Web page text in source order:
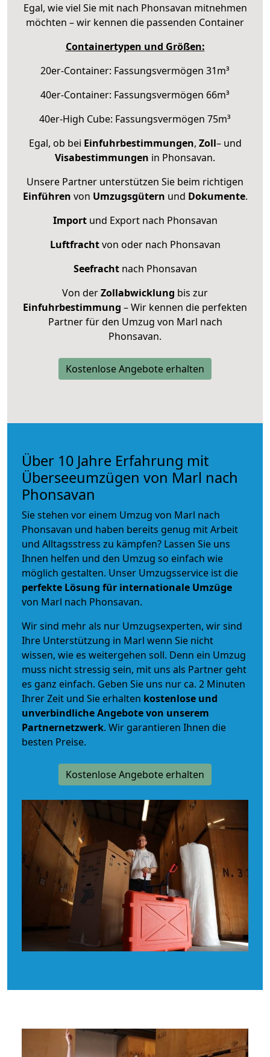
Egal, wie viel Sie mit nach Phonsavan mitnehmen
möchten – wir kennen die passenden Container
Containertypen und Größen:
20er-Container: Fassungsvermögen 31m³
40er-Container: Fassungsvermögen 66m³
40er-High Cube: Fassungsvermögen 75m³
Egal, ob bei Einfuhrbestimmungen, Zoll– und
Visabestimmungen in Phonsavan.
Unsere Partner unterstützen Sie beim richtigen
Einführen von Umzugsgütern und Dokumente.
Importund Export nach Phonsavan
Luftfrachtvon oder nach Phonsavan
Seefrachtnach Phonsavan
Von derZollabwicklung bis zur
Einfuhrbestimmung – Wir kennen die perfekten
Partner für den Umzug von Marl nach
Phonsavan.
Kostenlose Angebote erhalten
Über 10 Jahre Erfahrung mit
Überseeumzügen von Marl nach
Phonsavan
Sie stehen vor einem Umzug von Marl nach
Phonsavan und haben bereits genug mit Arbeit
und Alltagsstress zu kämpfen? Lassen Sie uns
Ihnen helfen und den Umzug so einfach wie
möglich gestalten. Unser Umzugsservice ist die
perfekte Lösung für internationale Umzüge
von Marl nach Phonsavan.
Wir sind mehr als nur Umzugsexperten, wir sind
Ihre Unterstützung in Marl wenn Sie nicht
wissen, wie es weitergehen soll. Denn ein Umzug
muss nicht stressig sein, mit uns als Partner geht
es ganz einfach. Geben Sie uns nur ca. 2 Minuten
Ihrer Zeit und Sie erhalten kostenlose und
unverbindlicheAngebote von unserem
Partnernetzwerk. Wir garantieren Ihnen die
besten Preise.
Kostenlose Angebote erhalten